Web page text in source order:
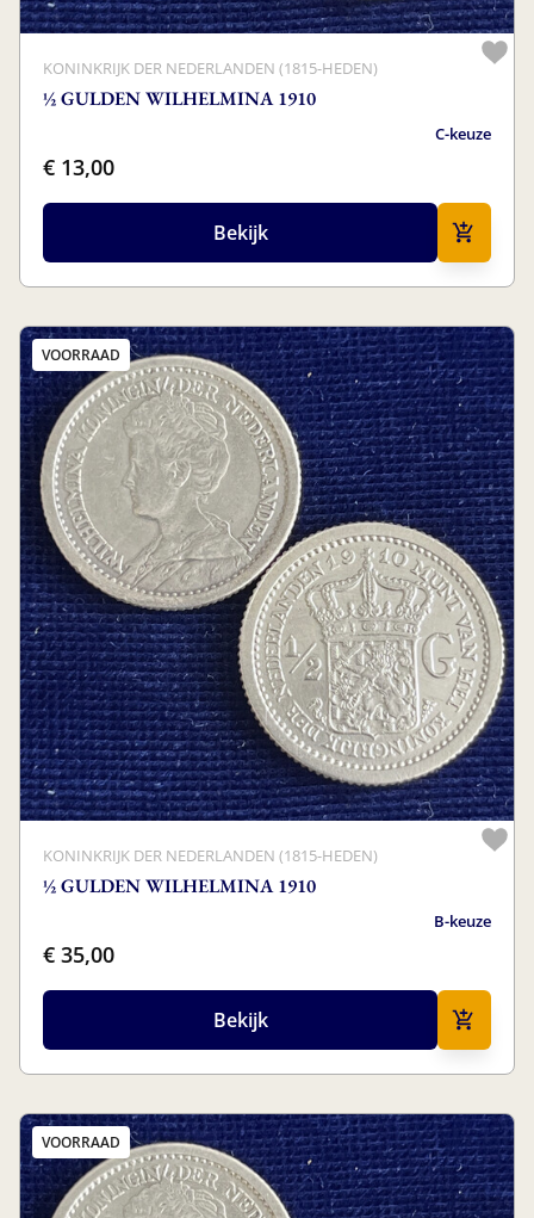
KONINKRIJK DER NEDERLANDEN (1815-HEDEN)
½ GULDEN WILHELMINA 1910
C-keuze
€ 13,00
Bekijk
VOORRAAD
KONINKRIJK DER NEDERLANDEN (1815-HEDEN)
½ GULDEN WILHELMINA 1910
B-keuze
€ 35,00
Bekijk
VOORRAAD